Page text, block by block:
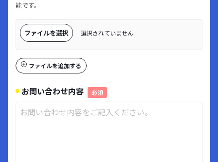
能です。
ファイルを選択 選択されていません
ファイルを追加する
お問い合わせ内容 必須